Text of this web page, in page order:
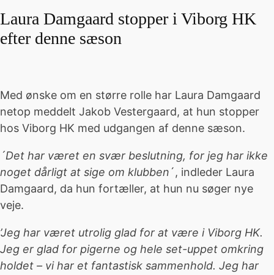
Laura Damgaard stopper i Viborg HK
efter denne sæson
Med ønske om en større rolle har Laura Damgaard
netop meddelt Jakob Vestergaard, at hun stopper
hos Viborg HK med udgangen af denne sæson.
´Det har været en svær beslutning, for jeg har ikke
noget dårligt at sige om klubben´, indleder Laura
Damgaard, da hun fortæller, at hun nu søger nye
veje.
’Jeg har været utrolig glad for at være i Viborg HK.
Jeg er glad for pigerne og hele set-uppet omkring
holdet – vi har et fantastisk sammenhold. Jeg har